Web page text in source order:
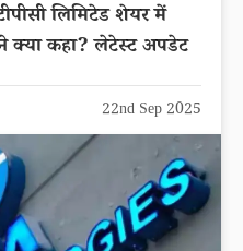
लिमिटेड शेयर में
क्या कहा? लेटेस्ट अपडेट
22nd Sep 2025